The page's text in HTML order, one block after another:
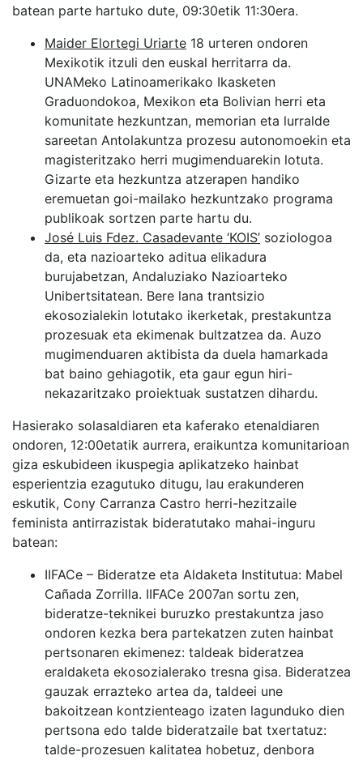
batean parte hartuko dute, 09:30etik 11:30era.
Maider Elortegi Uriarte 18 urteren ondoren
Mexikotik itzuli den euskal herritarra da.
UNAMeko Latinoamerikako Ikasketen
Graduondokoa, Mexikon eta Bolivian herri eta
komunitate hezkuntzan, memorian eta lurralde
sareetan Antolakuntza prozesu autonomoekin eta
magisteritzako herri mugimenduarekin lotuta.
Gizarte eta hezkuntza atzerapen handiko
eremuetan goi-mailako hezkuntzako programa
publikoak sortzen parte hartu du.
José Luis Fdez. Casadevante ‘KOIS’ soziologoa
da, eta nazioarteko aditua elikadura
burujabetzan, Andaluziako Nazioarteko
Unibertsitatean. Bere lana trantsizio
ekosozialekin lotutako ikerketak, prestakuntza
prozesuak eta ekimenak bultzatzea da. Auzo
mugimenduaren aktibista da duela hamarkada
bat baino gehiagotik, eta gaur egun hiri-
nekazaritzako proiektuak sustatzen dihardu.
Hasierako solasaldiaren eta kaferako etenaldiaren
ondoren, 12:00etatik aurrera, eraikuntza komunitarioan
giza eskubideen ikuspegia aplikatzeko hainbat
esperientzia ezagutuko ditugu, lau erakunderen
eskutik, Cony Carranza Castro herri-hezitzaile
feminista antirrazistak bideratutako mahai-inguru
batean:
IIFACe – Bideratze eta Aldaketa Institutua: Mabel
Cañada Zorrilla. IIFACe 2007an sortu zen,
bideratze-teknikei buruzko prestakuntza jaso
ondoren kezka bera partekatzen zuten hainbat
pertsonaren ekimenez: taldeak bideratzea
eraldaketa ekosozialerako tresna gisa. Bideratzea
gauzak errazteko artea da, taldeei une
bakoitzean kontzienteago izaten lagunduko dien
pertsona edo talde bideratzaile bat txertatuz:
talde-prozesuen kalitatea hobetuz, denbora